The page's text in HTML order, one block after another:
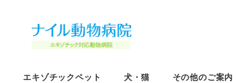
エキゾチックペット 犬・猫 その他のご案内